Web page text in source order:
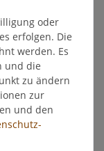
oder
erfolgen. Die
werden. Es
und die
zu ändern
zur
und den